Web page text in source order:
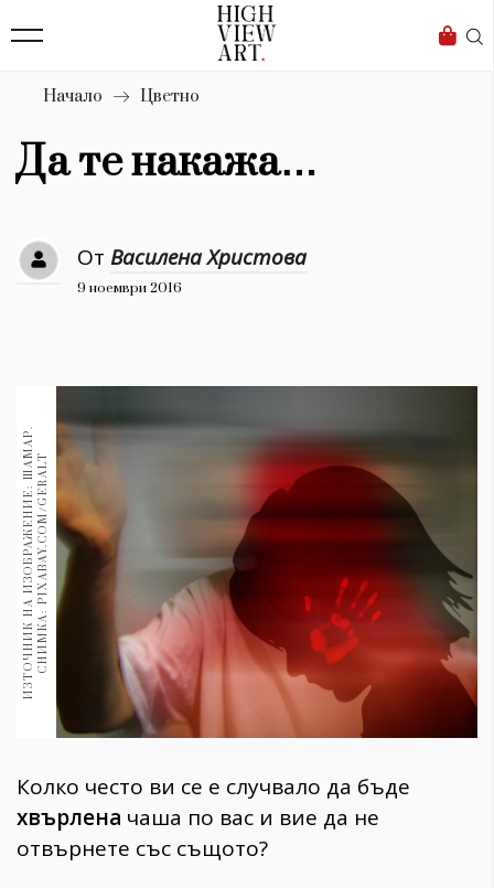
Бизнес
Мода
Dialogue
Изкуство
Красота
Дизайн
Книги
30+ 1970
Гурме 1709
Пътувай
237
Здраве 389
Gentlemen
381
Wellness
Начало Цветно
Да те накажа…
От Василена Христова
9 ноември 2016
И
З
Т
О
Ч
Н
И
К
Н
А
И
З
О
Б
Р
А
Ж
Е
Н
И
Е
:
Ш
А
М
А
Р
.
С
Н
И
М
К
А
:
P
I
X
A
B
A
Y
.
C
O
M
/
G
E
R
A
LT
Колко често ви се е случвало да бъде
хвърлена чаша по вас и вие да не
отвърнете със същото?